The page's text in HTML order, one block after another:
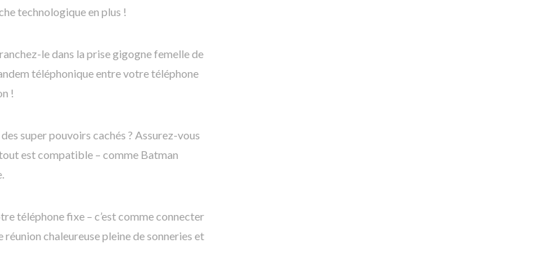
technologique en plus !
le dans la prise gigogne femelle de
téléphonique entre votre téléphone
!
super pouvoirs cachés ? Assurez-vous
est compatible – comme Batman
téléphone fixe – c’est comme connecter
chaleureuse pleine de sonneries et